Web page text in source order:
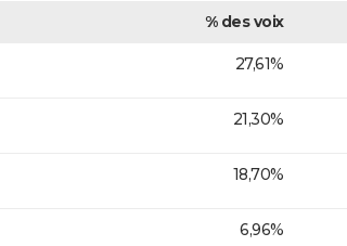
% des voix
27,61%
21,30%
18,70%
6,96%